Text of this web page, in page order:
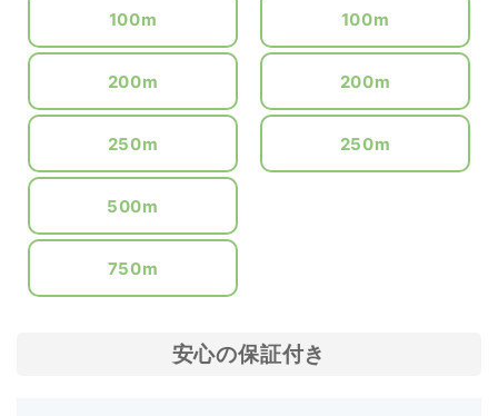
100m
200m
250m
500m
750m
100m
200m
250m
安心の保証付き